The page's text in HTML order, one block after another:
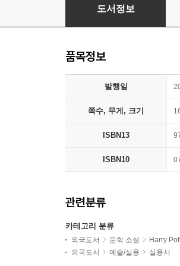
Harry Potter Talking
도서정보
품목정보
발행일
쪽수, 무게, 크기
ISBN13
ISBN10
관련분류
카테고리 분류
외국도서 문학 소설
Harry
외국도서
예술/실용 실용서